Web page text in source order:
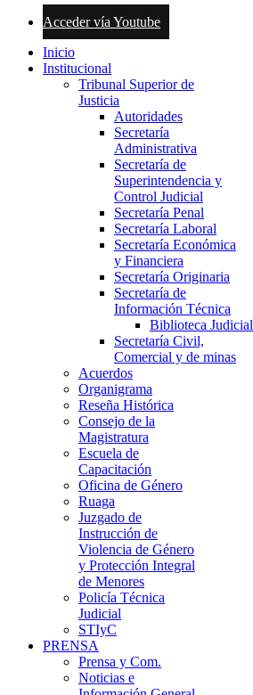
Acceder vía Youtube
Inicio
Institucional
Tribunal Superior de
Justicia
Autoridades
Secretaría
Administrativa
Secretaría de
Superintendencia y
Control Judicial
Secretaría Penal
Secretaría Laboral
Secretaría Económica
y Financiera
Secretaría Originaria
Secretaría de
Información Técnica
Biblioteca Judicial
Secretaría Civil,
Comercial y de minas
Acuerdos
Organigrama
Reseña Histórica
Consejo de la
Magistratura
Escuela de
Capacitación
Oficina de Género
Ruaga
Juzgado de
Instrucción de
Violencia de Género
y Protección Integral
de Menores
Policía Técnica
Judicial
STIyC
PRENSA
Prensa y Com.
Noticias e